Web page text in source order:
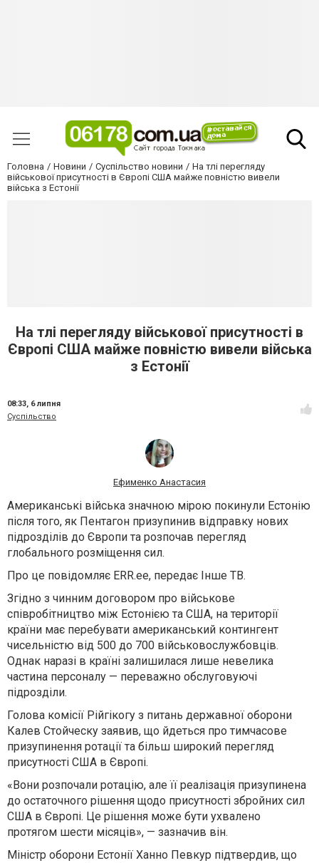
Головна Новини Суспільство новини
На тлі перегляду
військової присутності в Європі США майже повністю вивели
війська з Естонії
На тлі перегляду військової присутності в
Європі США майже повністю вивели війська
з Естонії
08:33, 6 липня
Суспільство
Ефименко Анастасия
Американські війська значною мірою покинули Естонію
після того, як Пентагон призупинив відправку нових
підрозділів до Європи та розпочав перегляд
глобального розміщення сил.
Про це повідомляє ERR.ee, передає Інше ТВ.
Згідно з чинним договором про військове
співробітництво між Естонією та США, на території
країни має перебувати американський контингент
чисельністю від 500 до 700 військовослужбовців.
Однак наразі в країні залишилася лише невелика
частина персоналу — переважно обслуговуючі
підрозділи.
Голова комісії Рійгікогу з питань державної оборони
Калев Стойческу заявив, що йдеться про тимчасове
призупинення ротації та більш широкий перегляд
присутності США в Європі.
«Вони розпочали ротацію, але її реалізація призупинена
до остаточного рішення щодо присутності збройних сил
США в Європі. Це рішення може бути ухвалено
протягом шести місяців», — зазначив він.
Міністр оборони Естонії Ханно Певкур підтвердив, що